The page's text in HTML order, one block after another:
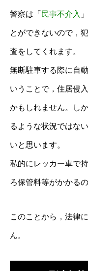
警察は「 民事不介入
とができないので，
査をしてくれます。
無断駐車する際に自
いうことで，住居侵
かもしれません。し
るような状況ではな
いと思います。
私的にレッカー車で
ろ保管料等がかかる
このことから，法律
ん。